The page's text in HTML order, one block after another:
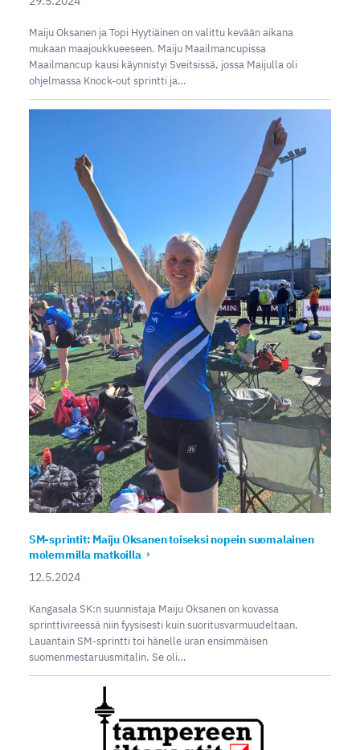
Maiju Oksanen ja Topi Hyytiäinen on valittu kevään aikana
mukaan maajoukkueeseen. Maiju Maailmancupissa
Maailmancup kausi käynnistyi Sveitsissä, jossa Maijulla oli
ohjelmassa Knock-out sprintti ja…
SM-sprintit: Maiju Oksanen toiseksi nopein suomalainen
molemmilla matkoilla
12.5.2024
Kangasala SK:n suunnistaja Maiju Oksanen on kovassa
sprinttivireessä niin fyysisesti kuin suoritusvarmuudeltaan.
Lauantain SM-sprintti toi hänelle uran ensimmäisen
suomenmestaruusmitalin. Se oli…